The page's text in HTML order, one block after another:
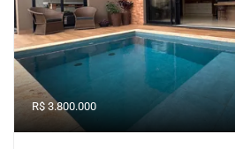
R$ 3.800.000